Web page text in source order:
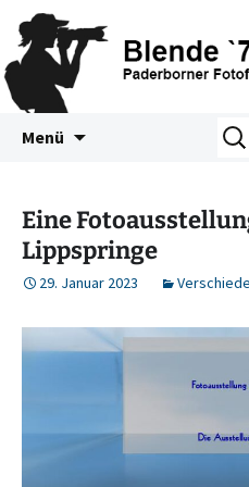
Blende 78 –
Menü
nach:
Eine
Lippspringe
29. Januar 2023